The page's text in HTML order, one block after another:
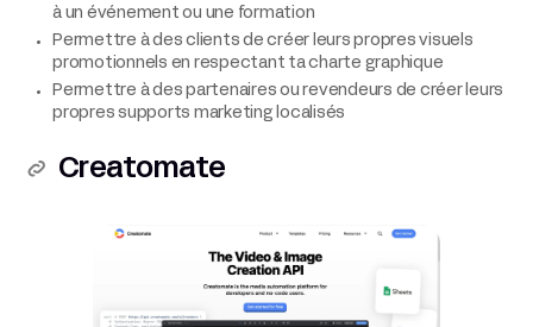
à un événement ou une formation
Permettre à des clients de créer leurs propres visuels
promotionnels en respectant ta charte graphique
Permettre à des partenaires ou revendeurs de créer leurs
propres supports marketing localisés
Creatomate